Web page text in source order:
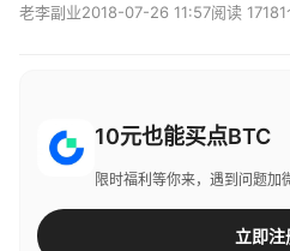
老李副业2018-07-26 11:57阅读 17181
10元也能买点BTC
限时福利等你来，遇到问题加
立即注